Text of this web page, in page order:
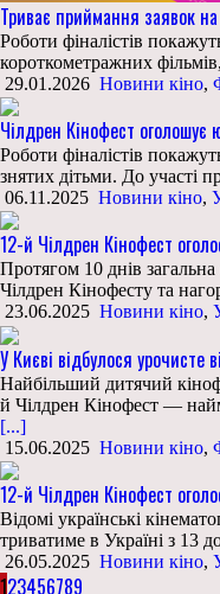
Триває приймання заявок
Роботи фіналістів
короткометражних
29.01.2026 Новини кіно,
Чілдрен Кінофест
Роботи фіналістів
знятих дітьми. До участі
06.11.2025 Новини кіно,
12-й Чілдрен Кінофест
Протягом 10 днів
Чілдрен Кінофесту та
23.06.2025 Новини кіно,
У Києві відбулося урочисте
Найбільший дитячий
й Чілдрен Кінофест —
[...]
15.06.2025 Новини кіно,
12-й Чілдрен Кінофест
Відомі українські
триватиме в Україні з 13
26.05.2025 Новини кіно,
123456789